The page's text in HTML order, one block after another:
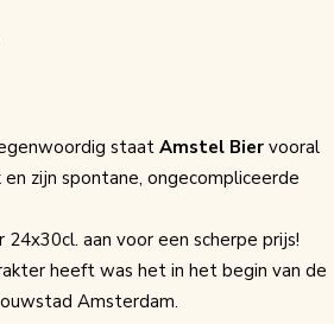
staat Amstel Bier vooral
zijn spontane, ongecompliceerde
24x30cl. aan voor een scherpe prijs!
heeft was het in het begin van de
Amsterdam.